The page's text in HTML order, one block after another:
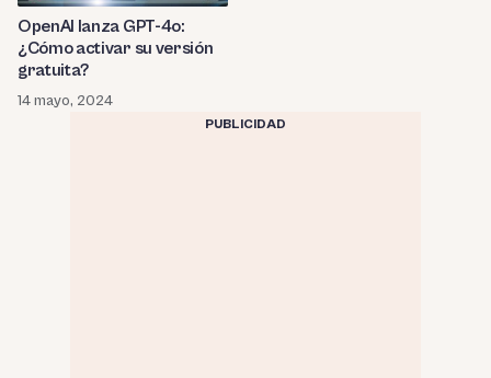
OpenAI lanza GPT-4o:
¿Cómo activar su versión
gratuita?
14 mayo, 2024
PUBLICIDAD